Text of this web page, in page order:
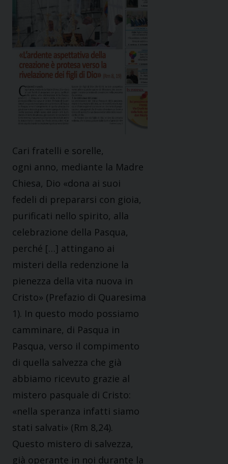
Cari fratelli e sorelle,
ogni anno, mediante la Madre
Chiesa, Dio «dona ai suoi
fedeli di prepararsi con gioia,
purificati nello spirito, alla
celebrazione della Pasqua,
perché […] attingano ai
misteri della redenzione la
pienezza della vita nuova in
Cristo» (Prefazio di Quaresima
1). In questo modo possiamo
camminare, di Pasqua in
Pasqua, verso il compimento
di quella salvezza che già
abbiamo ricevuto grazie al
mistero pasquale di Cristo:
«nella speranza infatti siamo
stati salvati» (Rm 8,24).
Questo mistero di salvezza,
già operante in noi durante la